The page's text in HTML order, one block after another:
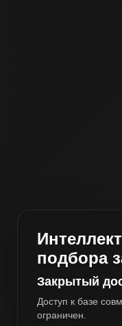
подбора
Закрытый
Доступ к базе
ограничен.